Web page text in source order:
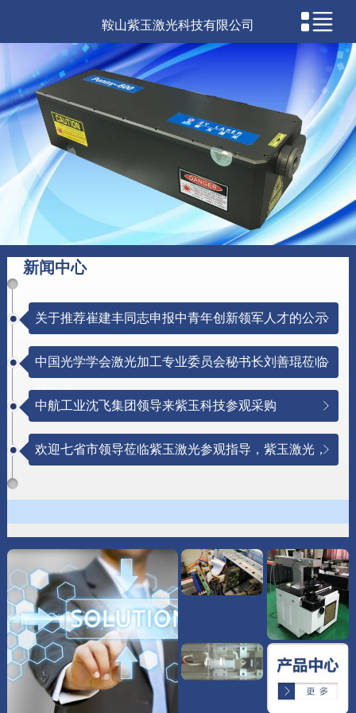
鞍山紫玉激光科技有限公司
新闻中心
关于推荐崔建丰同志申报中青年创新领军人才的公示
中国光学学会激光加工专业委员会秘书长刘善琨莅临
紫玉激光
中航工业沈飞集团领导来紫玉科技参观采购
欢迎七省市领导莅临紫玉激光参观指导，紫玉激光，